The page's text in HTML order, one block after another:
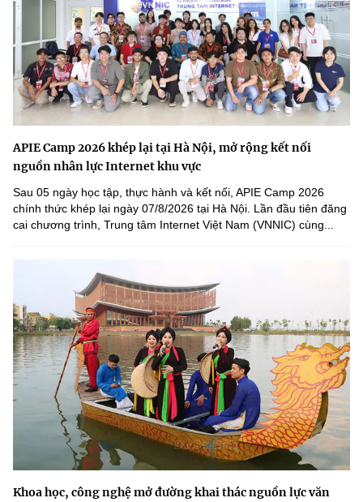
APIE Camp 2026 khép lại tại Hà Nội, mở rộng kết nối
nguồn nhân lực Internet khu vực
Sau 05 ngày học tập, thực hành và kết nối, APIE Camp 2026
chính thức khép lại ngày 07/8/2026 tại Hà Nội. Lần đầu tiên đăng
cai chương trình, Trung tâm Internet Việt Nam (VNNIC) cùng...
Khoa học, công nghệ mở đường khai thác nguồn lực văn